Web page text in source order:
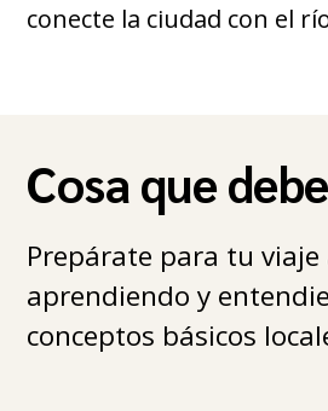
conecte la ciudad con el
Cosa que
Prepárate para tu viaje
aprendiendo y
conceptos básicos